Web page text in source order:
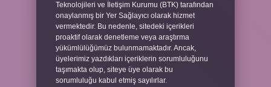
Teknolojileri ve İletişim Kurumu (BTK) tarafından
onaylanmış bir Yer Sağlayıcı olarak hizmet
vermektedir. Bu nedenle, sitedeki içerikleri
proaktif olarak denetleme veya araştırma
yükümlülüğümüz bulunmamaktadır. Ancak,
üyelerimiz yazdıkları içeriklerin sorumluluğunu
taşımakta olup, siteye üye olarak bu
sorumluluğu kabul etmiş sayılırlar.